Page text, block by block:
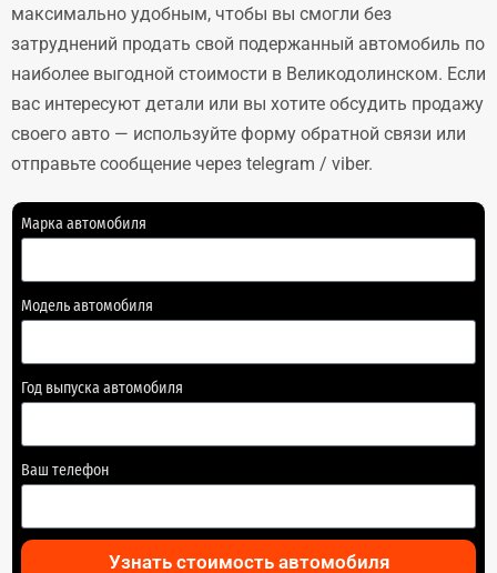
максимально удобным, чтобы вы смогли без
затруднений продать свой подержанный автомобиль по
наиболее выгодной стоимости в Великодолинском. Если
вас интересуют детали или вы хотите обсудить продажу
своего авто — используйте форму обратной связи или
отправьте сообщение через telegram / viber.
Марка автомобиля
Модель автомобиля
Год выпуска автомобиля
Ваш телефон
Узнать стоимость автомобиля